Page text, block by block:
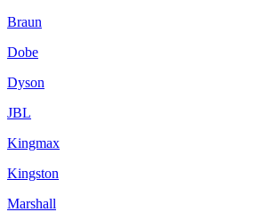
Braun
Dobe
Dyson
JBL
Kingmax
Kingston
Marshall